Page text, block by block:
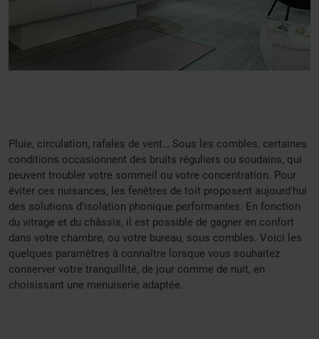
Pluie, circulation, rafales de vent… Sous les combles, certaines
conditions occasionnent des bruits réguliers ou soudains, qui
peuvent troubler votre sommeil ou votre concentration. Pour
éviter ces nuisances, les fenêtres de toit proposent aujourd'hui
des solutions d'isolation phonique performantes. En fonction
du vitrage et du châssis, il est possible de gagner en confort
dans votre chambre, ou votre bureau, sous combles. Voici les
quelques paramètres à connaître lorsque vous souhaitez
conserver votre tranquillité, de jour comme de nuit, en
choisissant une menuiserie adaptée.